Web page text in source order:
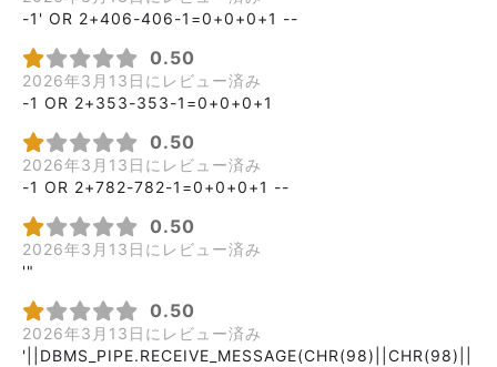
-1' OR 2+406-406-1=0+0+0+1 --
0.50
2026年3月13日にレビュー済み
-1 OR 2+353-353-1=0+0+0+1
0.50
2026年3月13日にレビュー済み
-1 OR 2+782-782-1=0+0+0+1 --
0.50
2026年3月13日にレビュー済み
'"
0.50
2026年3月13日にレビュー済み
'||DBMS_PIPE.RECEIVE_MESSAGE(CHR(98)||CHR(98)||